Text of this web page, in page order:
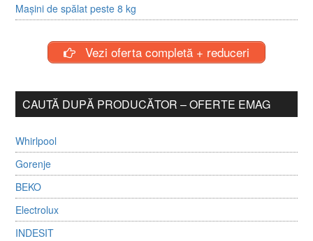
Mașini de spălat peste 8 kg
Vezi oferta completă + reduceri
CAUTĂ DUPĂ PRODUCĂTOR – OFERTE EMAG
Whirlpool
Gorenje
BEKO
Electrolux
INDESIT